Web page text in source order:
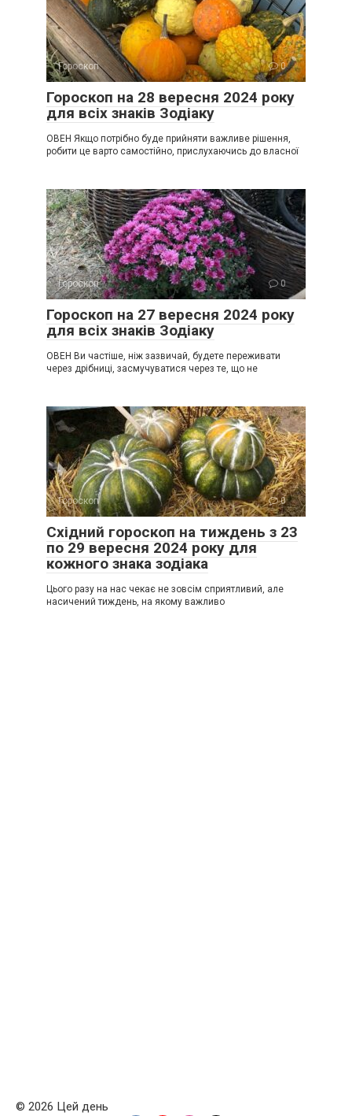
Гороскоп 0
Гороскоп на 28 вересня 2024 року
для всіх знаків Зодіаку
ОВЕН Якщо потрібно буде прийняти важливе рішення,
робити це варто самостійно, прислухаючись до власної
Гороскоп 0
Гороскоп на 27 вересня 2024 року
для всіх знаків Зодіаку
ОВЕН Ви частіше, ніж зазвичай, будете переживати
через дрібниці, засмучуватися через те, що не
Гороскоп 0
Східний гороскоп на тиждень з 23
по 29 вересня 2024 року для
кожного знака зодіака
Цього разу на нас чекає не зовсім сприятливий, але
насичений тиждень, на якому важливо
© 2026 Цей день